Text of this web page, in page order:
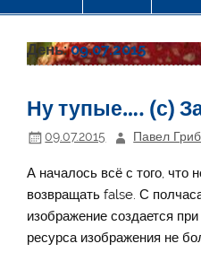
День:09.07.2015
Ну тупые…. (с)
09.07.2015 Павел
А началось всё с того, что
возвращать false. С
изображение создается
ресурса изображения не